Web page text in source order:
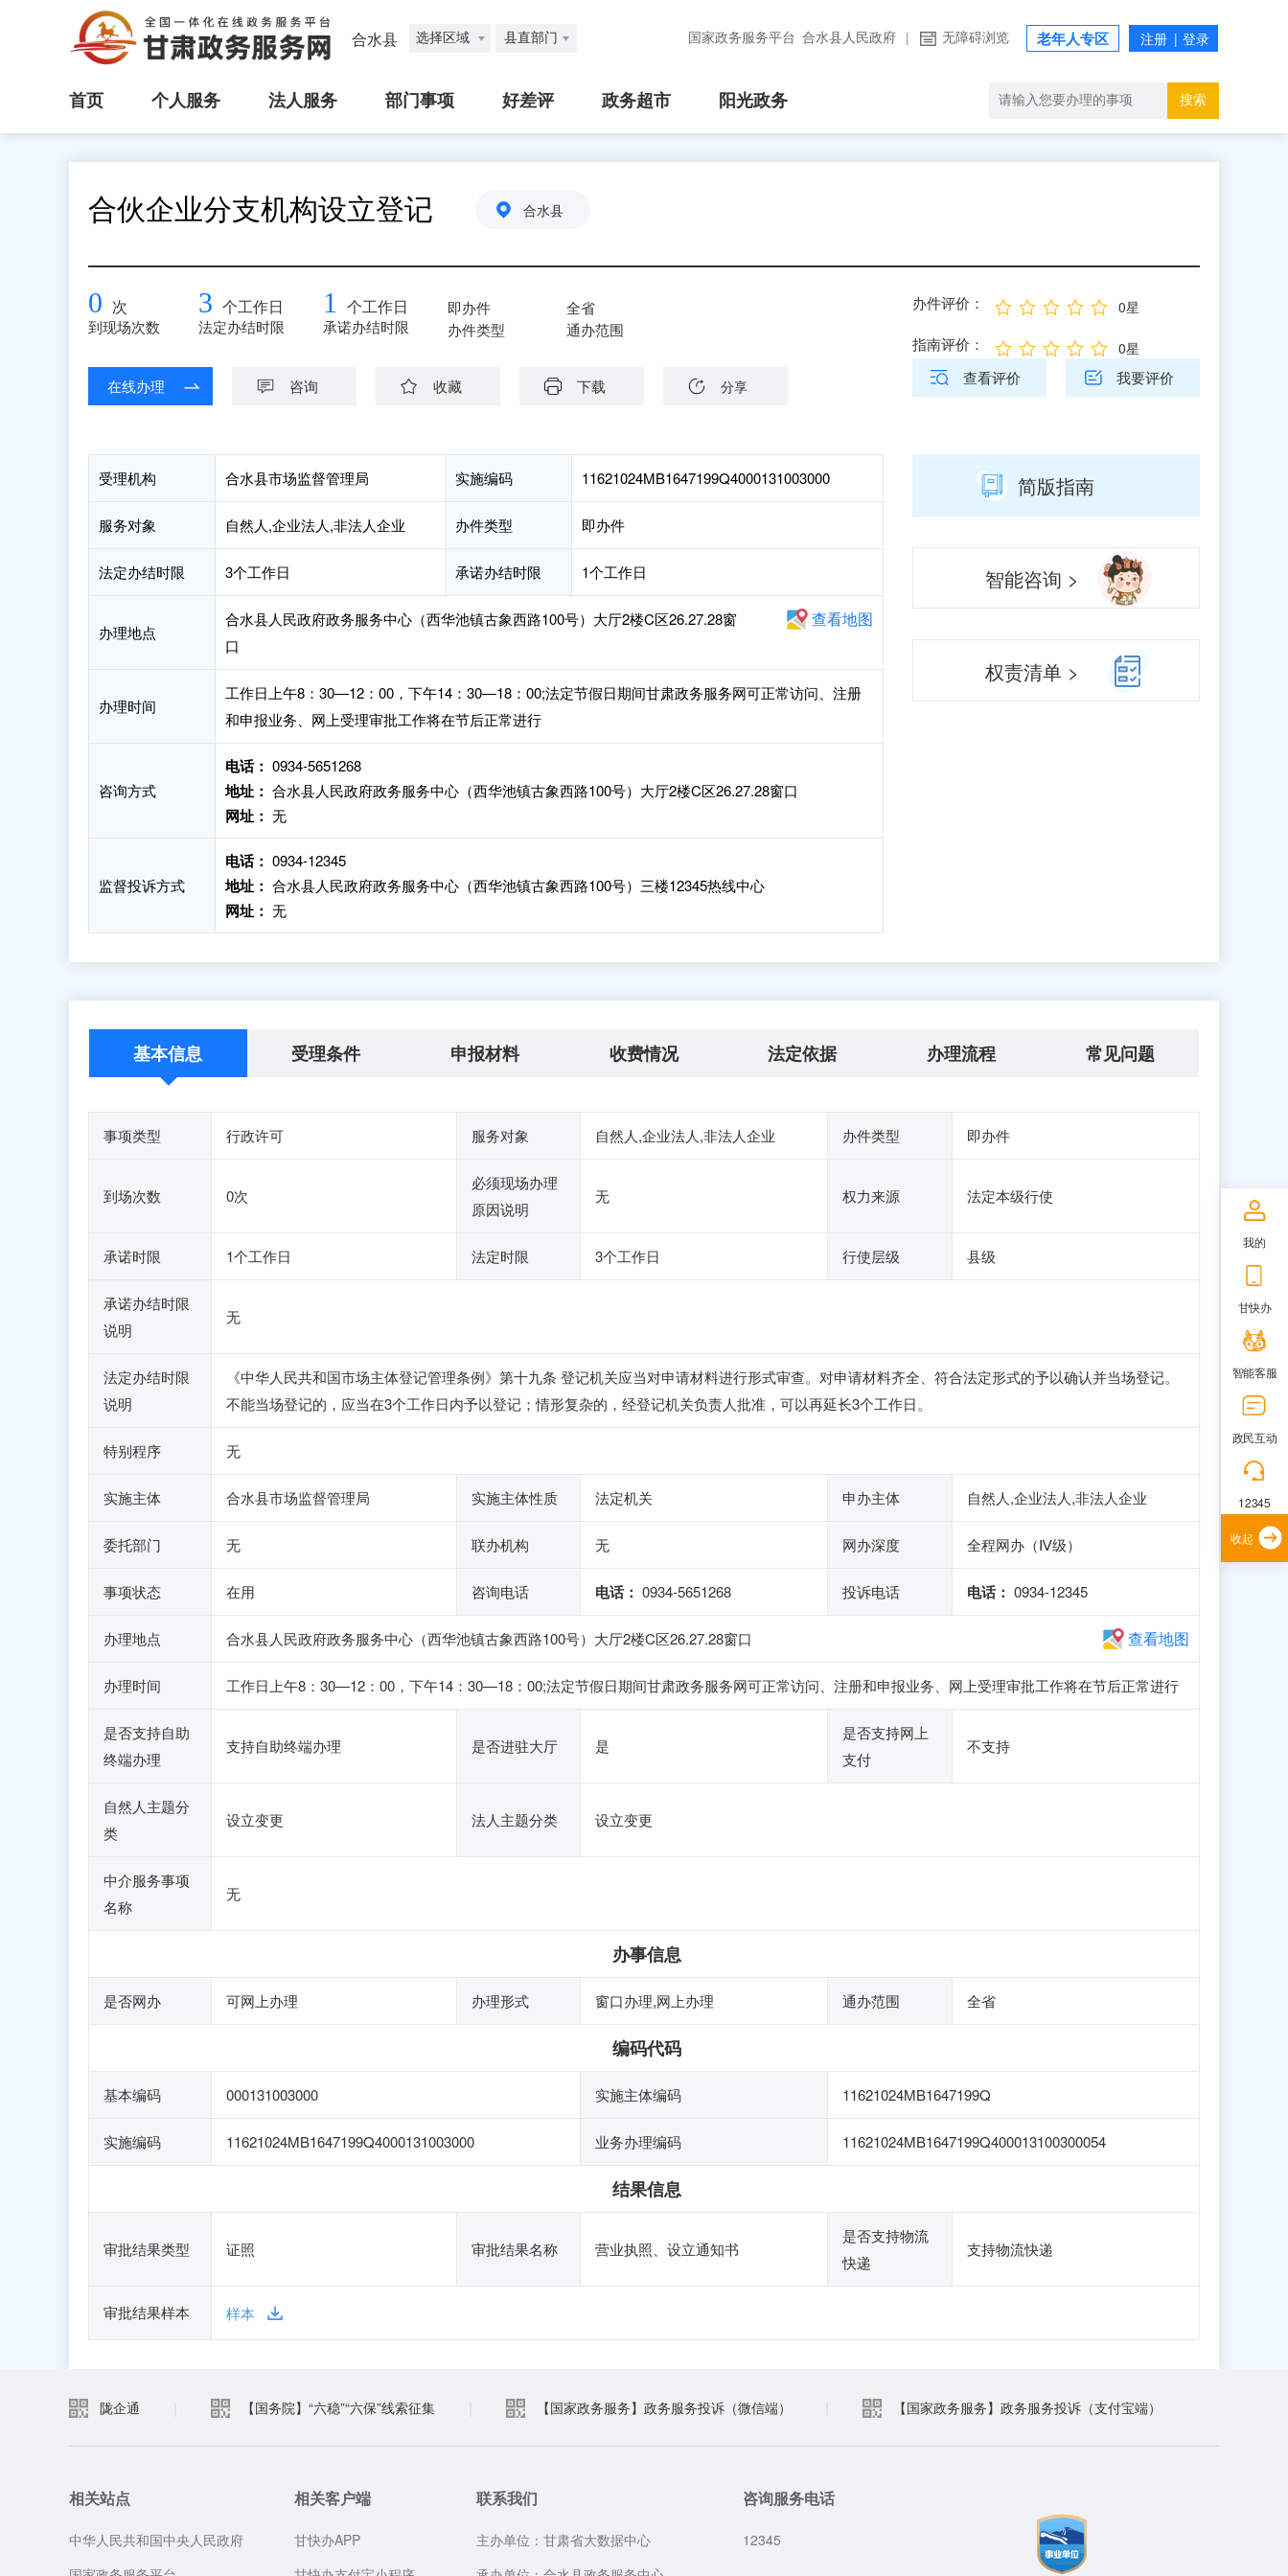
合水县 选择区域 县直部门 国家政务服务平台 合水县人民政府 无障碍浏览 老年人专区
首页 个人服务 法人服务 部门事项 好差评 政务超市 阳光政务 搜索
合伙企业分支机构设立登记 合水县
0 次
到现场次数
3 个工作日
法定办结时限
1 个工作日
承诺办结时限
即办件
办件类型
全省
通办范围
在线办理 咨询 收藏 下载 分享
办件评价： 0星
指南评价： 0星
查看评价 我要评价
受理机构 合水县市场监督管理局 实施编码 11621024MB1647199Q4000131003000
服务对象 自然人,企业法人,非法人企业 办件类型 即办件
法定办结时限 3个工作日 承诺办结时限 1个工作日
办理地点
合水县人民政府政务服务中心（西华池镇古象西路100号）大厅2楼C区26.27.28窗
口
查看地图
办理时间
工作日上午8：30—12：00，下午14：30—18：00;法定节假日期间甘肃政务服务网可正常访问、注册
和申报业务、网上受理审批工作将在节后正常进行
咨询方式
电话： 0934-5651268
地址： 合水县人民政府政务服务中心（西华池镇古象西路100号）大厅2楼C区26.27.28窗口
网址： 无
监督投诉方式
电话： 0934-12345
地址： 合水县人民政府政务服务中心（西华池镇古象西路100号）三楼12345热线中心
网址： 无
简版指南
智能咨询 >
权责清单 >
基本信息 受理条件 申报材料 收费情况 法定依据 办理流程 常见问题
事项类型 行政许可 服务对象 自然人,企业法人,非法人企业 办件类型 即办件
到场次数 0次
必须现场办理
原因说明
无 权力来源 法定本级行使
承诺时限 1个工作日 法定时限 3个工作日 行使层级 县级
承诺办结时限
说明
无
法定办结时限
说明
《中华人民共和国市场主体登记管理条例》第十九条 登记机关应当对申请材料进行形式审查。对申请材料齐全、符合法定形式的予以确认并当场登记。
不能当场登记的，应当在3个工作日内予以登记；情形复杂的，经登记机关负责人批准，可以再延长3个工作日。
特别程序 无
实施主体 合水县市场监督管理局 实施主体性质 法定机关 申办主体 自然人,企业法人,非法人企业
委托部门 无 联办机构 无 网办深度 全程网办（Ⅳ级）
事项状态 在用 咨询电话 电话： 0934-5651268 投诉电话 电话： 0934-12345
办理地点 合水县人民政府政务服务中心（西华池镇古象西路100号）大厅2楼C区26.27.28窗口 查看地图
办理时间 工作日上午8：30—12：00，下午14：30—18：00;法定节假日期间甘肃政务服务网可正常访问、注册和申报业务、网上受理审批工作将在节后正常进行
是否支持自助
终端办理
支持自助终端办理 是否进驻大厅 是
是否支持网上
支付
不支持
自然人主题分
类
设立变更 法人主题分类 设立变更
中介服务事项
名称
无
办事信息
是否网办 可网上办理 办理形式 窗口办理,网上办理 通办范围 全省
编码代码
基本编码 000131003000 实施主体编码 11621024MB1647199Q
实施编码 11621024MB1647199Q4000131003000 业务办理编码 11621024MB1647199Q400013100300054
结果信息
审批结果类型 证照 审批结果名称 营业执照、设立通知书
是否支持物流
快递
支持物流快递
审批结果样本 样本
陇企通 【国务院】“六稳”“六保”线索征集 【国家政务服务】政务服务投诉（微信端） 【国家政务服务】政务服务投诉（支付宝端）
相关站点
中华人民共和国中央人民政府
相关客户端
甘快办APP
联系我们
主办单位：甘肃省大数据中心
咨询服务电话
12345
我的
甘快办
智能客服
政民互动
12345
收起